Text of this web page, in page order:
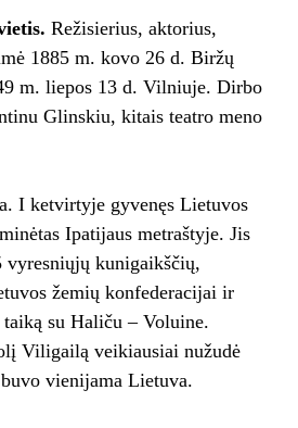
Režisierius, aktorius,
1885 m. kovo 26 d. Biržų
m. liepos 13 d. Vilniuje. Dirbo
Glinskiu, kitais teatro meno
I ketvirtyje gyvenęs Lietuvos
Ipatijaus metraštyje. Jis
vyresniųjų kunigaikščių,
žemių konfederacijai ir
taiką su Haliču – Voluine.
Viligailą veikiausiai nužudė
vienijama Lietuva.